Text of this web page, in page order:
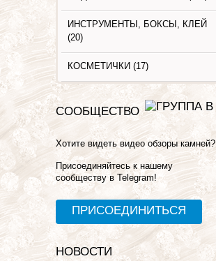
ИНСТРУМЕНТЫ, БОКСЫ, КЛЕЙ
(20)
КОСМЕТИЧКИ (17)
СООБЩЕСТВО
Хотите видеть видео обзоры камней?
Присоединяйтесь к нашему
сообществу в Telegram!
ПРИСОЕДИНИТЬСЯ
НОВОСТИ